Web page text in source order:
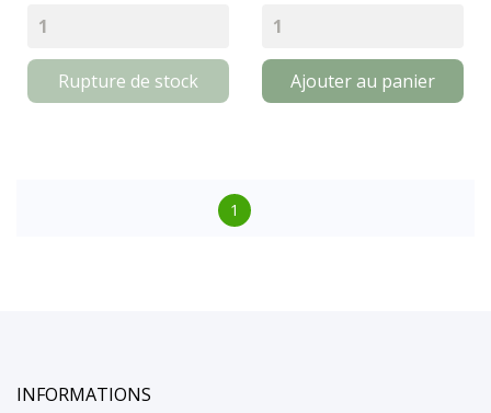
Rupture de stock Ajouter au panier
1
INFORMATIONS